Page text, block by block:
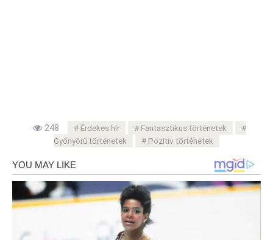
248 Érdekes hír
Fantasztikus történetek
Gyönyörű történetek
Pozitív történetek